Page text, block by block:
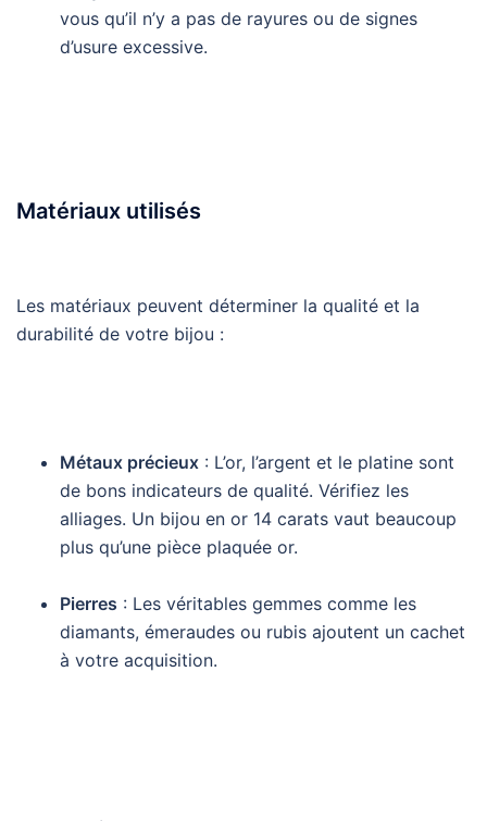
vous qu’il n’y a pas de rayures ou de signes
d’usure excessive.
Matériaux utilisés
Les matériaux peuvent déterminer la qualité et la
durabilité de votre bijou :
Métaux précieux : L’or, l’argent et le platine sont
de bons indicateurs de qualité. Vérifiez les
alliages. Un bijou en or 14 carats vaut beaucoup
plus qu’une pièce plaquée or.
Pierres : Les véritables gemmes comme les
diamants, émeraudes ou rubis ajoutent un cachet
à votre acquisition.